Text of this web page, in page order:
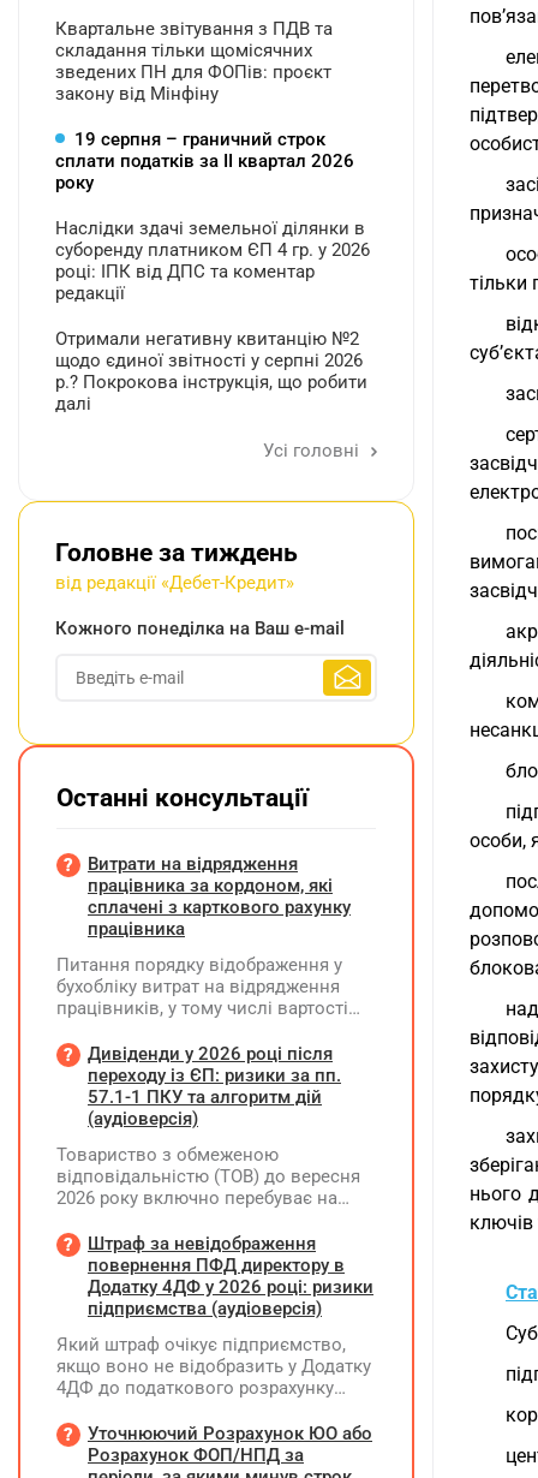
тільки
особи,
нього
ключів
Квартальне звітування з ПДВ та
складання тільки щомісячних
зведених ПН для ФОПів: проєкт
закону від Мінфіну
19 серпня – граничний строк
сплати податків за ІI квартал 2026
року
Наслідки здачі земельної ділянки в
суборенду платником ЄП 4 гр. у 2026
році: ІПК від ДПС та коментар
редакції
Отримали негативну квитанцію №2
щодо єдиної звітності у серпні 2026
р.? Покрокова інструкція, що робити
далі
Усі головні
Головне за тиждень
від редакції «Дебет-Кредит»
Кожного понеділка на Ваш e-mail
Останні консультації
Витрати на відрядження
працівника за кордоном, які
сплачені з карткового рахунку
працівника
Питання порядку відображення у
бухобліку витрат на відрядження
працівників, у тому числі вартості
карткового рахунку працівника та
підтвердження таких операцій
первинними документами, належать
до компетенції Мінфіну
Дивіденди у 2026 році після
переходу із ЄП: ризики за пп.
57.1-1 ПКУ та алгоритм дій
(аудіоверсія)
Товариство з обмеженою
відповідальністю (ТОВ) до вересня
2026 року включно перебуває на
(єдиний податок, 3 група, ставка 5%,
неплатник ПДВ). З 1 жовтня 2026
року підприємство переходить на
загальну систему оподаткування
прибуток). За результатами
діяльності у періоді 2024–2025 років
(під час перебування на спрощеній
чистий прибуток, сума
нерозподіленого прибутку в балансі
Штраф за невідображення
повернення ПФД директору в
Додатку 4ДФ у 2026 році: ризики
підприємства (аудіоверсія)
Який штраф очікує підприємство,
якщо воно не відобразить у Додатку
4ДФ до податкового розрахунку
допомоги (ПФД) директору?
Уточнюючий Розрахунок ЮО або
Розрахунок ФОП/НПД за